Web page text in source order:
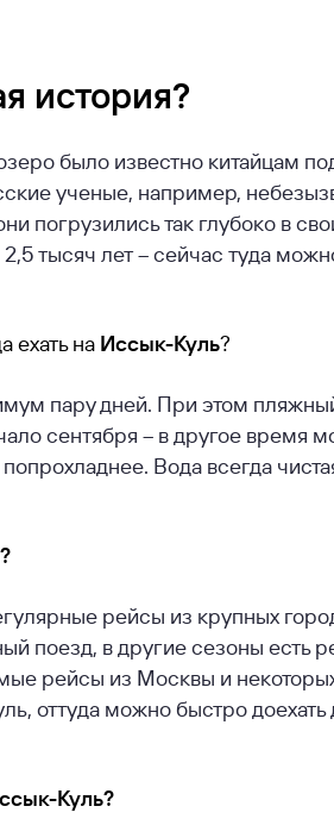
история?
было известно китайцам
ученые, например,
погрузились так глубоко в
тысяч лет – сейчас туда
ехать на Иссык-Куль?
пару дней. При этом
сентября – в другое время
Вода всегда
?
рейсы из крупных
поезд, в другие сезоны есть
рейсы из Москвы и
оттуда можно быстро доехать
Куль?